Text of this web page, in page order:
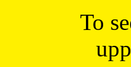
To